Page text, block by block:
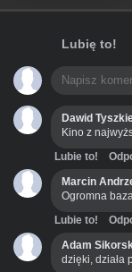
Lubię to!
Dawid
Kino z
Lubie to!
Marcin
Ogromna
Lubie to!
Adam
dzięki, działa